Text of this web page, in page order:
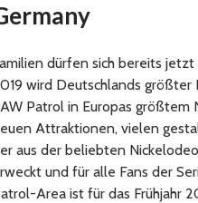
dürfen sich bereits
wird Deutschlands
Patrol in Europas
Attraktionen, vielen
aus der beliebten
und für alle Fans der
Area ist für das Frühjahr